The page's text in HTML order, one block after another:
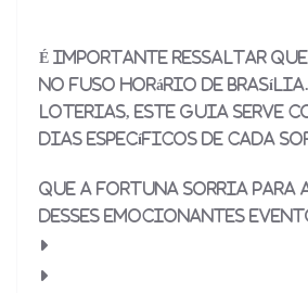
É importante ressaltar
no fuso horário de Brasília.
loterias, este guia serve
dias específicos de cada
Que a fortuna sorria para
desses emocionantes